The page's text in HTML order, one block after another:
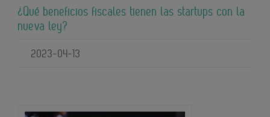
¿Qué beneficios fiscales tienen las startups con la
nueva ley?
2023-04-13